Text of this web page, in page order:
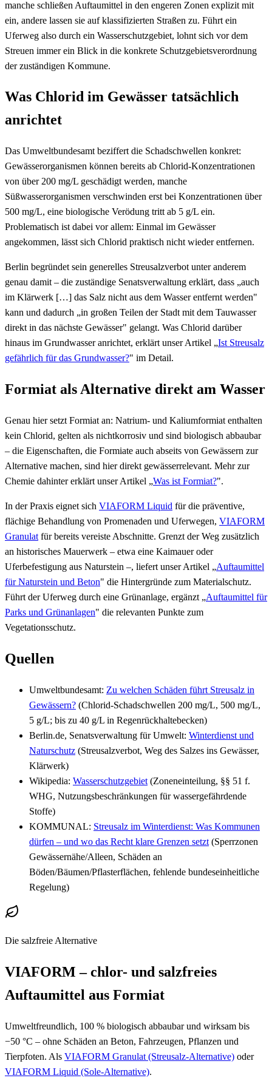
manche schließen Auftaumittel in den engeren Zonen explizit mit
ein, andere lassen sie auf klassifizierten Straßen zu. Führt ein
Uferweg also durch ein Wasserschutzgebiet, lohnt sich vor dem
Streuen immer ein Blick in die konkrete Schutzgebietsverordnung
der zuständigen Kommune.
Was Chlorid im Gewässer tatsächlich
anrichtet
Das Umweltbundesamt beziffert die Schadschwellen konkret:
Gewässerorganismen können bereits ab Chlorid-Konzentrationen
von über 200 mg/L geschädigt werden, manche
Süßwasserorganismen verschwinden erst bei Konzentrationen über
500 mg/L, eine biologische Verödung tritt ab 5 g/L ein.
Problematisch ist dabei vor allem: Einmal im Gewässer
angekommen, lässt sich Chlorid praktisch nicht wieder entfernen.
Berlin begründet sein generelles Streusalzverbot unter anderem
genau damit – die zuständige Senatsverwaltung erklärt, dass „auch
im Klärwerk […] das Salz nicht aus dem Wasser entfernt werden"
kann und dadurch „in großen Teilen der Stadt mit dem Tauwasser
direkt in das nächste Gewässer" gelangt. Was Chlorid darüber
hinaus im Grundwasser anrichtet, erklärt unser Artikel „Ist Streusalz
gefährlich für das Grundwasser?" im Detail.
Formiat als Alternative direkt am Wasser
Genau hier setzt Formiat an: Natrium- und Kaliumformiat enthalten
kein Chlorid, gelten als nichtkorrosiv und sind biologisch abbaubar
– die Eigenschaften, die Formiate auch abseits von Gewässern zur
Alternative machen, sind hier direkt gewässerrelevant. Mehr zur
Chemie dahinter erklärt unser Artikel „Was ist Formiat?".
In der Praxis eignet sich VIAFORM Liquid für die präventive,
flächige Behandlung von Promenaden und Uferwegen, VIAFORM
Granulat für bereits vereiste Abschnitte. Grenzt der Weg zusätzlich
an historisches Mauerwerk – etwa eine Kaimauer oder
Uferbefestigung aus Naturstein –, liefert unser Artikel „Auftaumittel
für Naturstein und Beton" die Hintergründe zum Materialschutz.
Führt der Uferweg durch eine Grünanlage, ergänzt „Auftaumittel für
Parks und Grünanlagen" die relevanten Punkte zum
Vegetationsschutz.
Quellen
Umweltbundesamt: Zu welchen Schäden führt Streusalz in
Gewässern? (Chlorid-Schadschwellen 200 mg/L, 500 mg/L,
5 g/L; bis zu 40 g/L in Regenrückhaltebecken)
Berlin.de, Senatsverwaltung für Umwelt: Winterdienst und
Naturschutz (Streusalzverbot, Weg des Salzes ins Gewässer,
Klärwerk)
Wikipedia: Wasserschutzgebiet (Zoneneinteilung, §§ 51 f.
WHG, Nutzungsbeschränkungen für wassergefährdende
Stoffe)
KOMMUNAL: Streusalz im Winterdienst: Was Kommunen
dürfen – und wo das Recht klare Grenzen setzt (Sperrzonen
Gewässernähe/Alleen, Schäden an
Böden/Bäumen/Pflasterflächen, fehlende bundeseinheitliche
Regelung)
Die salzfreie Alternative
VIAFORM – chlor- und salzfreies
Auftaumittel aus Formiat
Umweltfreundlich, 100 % biologisch abbaubar und wirksam bis
−50 °C – ohne Schäden an Beton, Fahrzeugen, Pflanzen und
Tierpfoten. Als VIAFORM Granulat (Streusalz-Alternative) oder
VIAFORM Liquid (Sole-Alternative).